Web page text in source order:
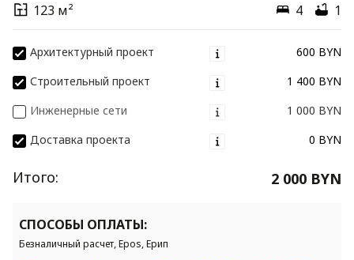
123 м² 4 1
Архитектурный проект
600 BYN
Строительный проект
1 400 BYN
Инженерные сети
1 000 BYN
Доставка проекта
0 BYN
Итого: 2 000 BYN
СПОСОБЫ ОПЛАТЫ:
Безналичный расчет, Epos, Ерип